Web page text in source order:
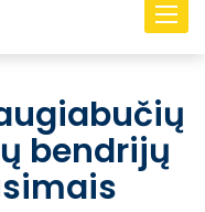
Toggle
bendrijų